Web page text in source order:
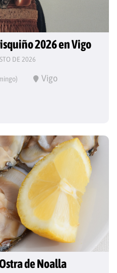
2026 en Vigo
DE 2026
Vigo
de Noalla